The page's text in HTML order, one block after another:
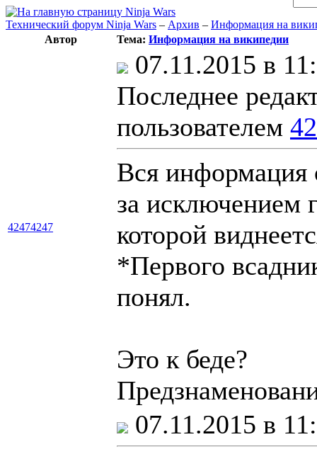
Технический форум Ninja Wars – Архив – Информация на
Автор
Тема: Информация на википедии
42474247
07.11.2015 в
Последнее
пользователем
Вся информация
за исключением
которой
*Первого
понял.
Это к беде?
07.11.2015 в